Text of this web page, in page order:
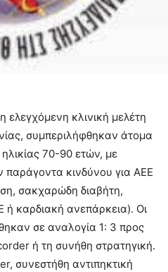
ελεγχόμενη κλινική μελέτη
συμπεριλήφθηκαν άτομα
70-90 ετών, με
παράγοντα κινδύνου για ΑΕΕ
σακχαρώδη διαβήτη,
ή καρδιακή ανεπάρκεια). Οι
σε αναλογία 1: 3 προς
ή τη συνήθη στρατηγική.
συνεστήθη αντιπηκτική